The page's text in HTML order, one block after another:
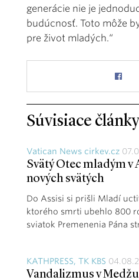
generácie nie je
budúcnosť. Toto môže
pre život mladých.“
Súvisiace články
Vatican News cirkev.cz
Svätý Otec mladým v
nových svätých
Do Assisi si prišli Mladí
ktorého smrti ubehlo 800
sviatok Premenenia Pána
KATHPRESS, TK KBS
Vandalizmus v